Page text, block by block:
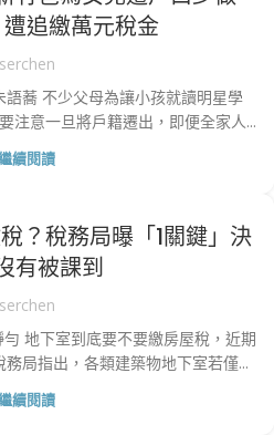
遭追繳萬元稅金
蕎 不少父母為讓小孩就讀明星學
注意一旦將戶籍遷出，即便全家人...
續閱讀
？稅務局曝「1關鍵」決
有被課到
地下室到底要不要繳房屋稅，近期
局指出，各類建築物地下室若僅...
續閱讀